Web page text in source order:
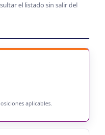
el listado sin salir del
aplicables.